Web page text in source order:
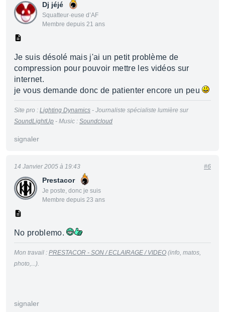
Dj jéjé
Squatteur·euse d’AF
Membre depuis 21 ans
Je suis désolé mais j'ai un petit problème de
compression pour pouvoir mettre les vidéos sur
internet.
je vous demande donc de patienter encore un peu
Site pro : Lighting Dynamics - Journaliste spécialiste lumière sur
SoundLightUp - Music : Soundcloud
signaler
Prestacor
Je poste, donc je suis
Membre depuis 23 ans
14 Janvier 2005 à 19:43 #6
No problemo.
Mon travail : PRESTACOR - SON / ECLAIRAGE / VIDEO (info, matos,
photo,...).
signaler